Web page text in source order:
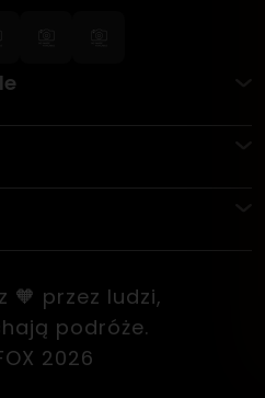
🧡 przez ludzi,
podróże.
2026